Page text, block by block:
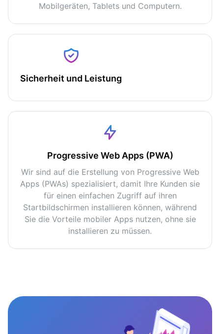
Mobilgeräten, Tablets und Computern.
Sicherheit und Leistung
Progressive Web Apps (PWA)
Wir sind auf die Erstellung von Progressive Web
Apps (PWAs) spezialisiert, damit Ihre Kunden sie
für einen einfachen Zugriff auf ihren
Startbildschirmen installieren können, während
Sie die Vorteile mobiler Apps nutzen, ohne sie
installieren zu müssen.